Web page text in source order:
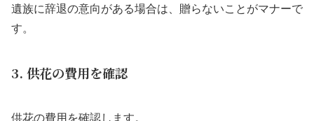
遺族に辞退の意向がある場合は、贈らないことがマナーで
す。
3. 供花の費用を確認
供花の費用を確認します。